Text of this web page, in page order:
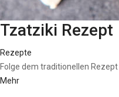
Tzatziki Rezept
Rezepte
Folge dem traditionellen
Mehr